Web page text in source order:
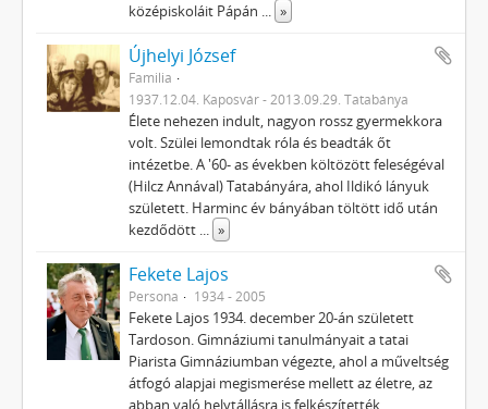
középiskoláit Pápán ... »
Újhelyi József
Familia
1937.12.04. Kaposvár - 2013.09.29. Tatabánya
Élete nehezen indult, nagyon rossz gyermekkora
volt. Szülei lemondtak róla és beadták őt
intézetbe. A '60- as években költözött feleségéval
(Hilcz Annával) Tatabányára, ahol Ildikó lányuk
született. Harminc év bányában töltött idő után
kezdődött ... »
Fekete Lajos
Persona 1934 - 2005
Fekete Lajos 1934. december 20-án született
Tardoson. Gimnáziumi tanulmányait a tatai
Piarista Gimnáziumban végezte, ahol a műveltség
átfogó alapjai megismerése mellett az életre, az
abban való helytállásra is felkészítették.